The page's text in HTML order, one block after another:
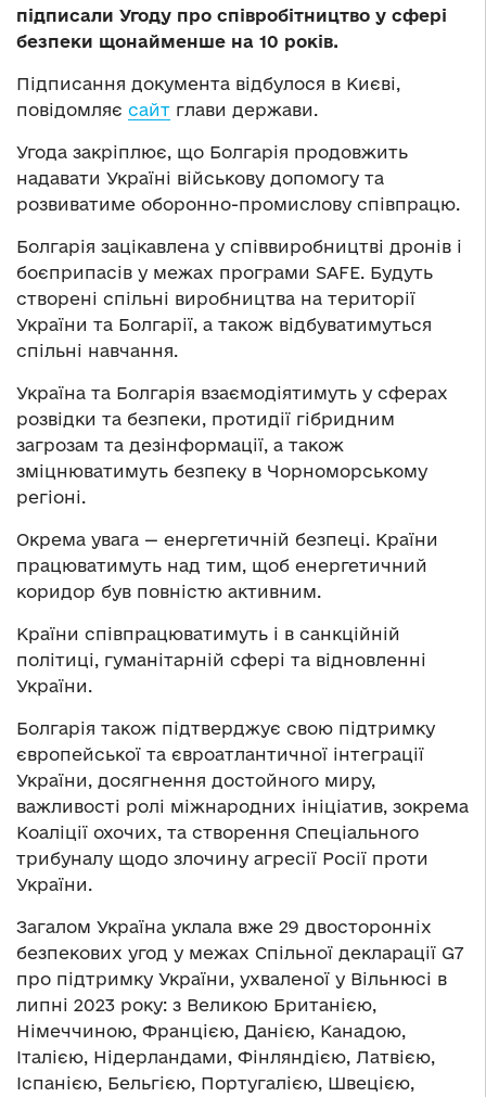
підписали Угоду про співробітництво у сфері
безпеки щонайменше на 10 років.
Підписання документа відбулося в Києві,
повідомляє сайт глави держави.
Угода закріплює, що Болгарія продовжить
надавати Україні військову допомогу та
розвиватиме оборонно-промислову співпрацю.
Болгарія зацікавлена у співвиробництві дронів і
боєприпасів у межах програми SAFE. Будуть
створені спільні виробництва на території
України та Болгарії, а також відбуватимуться
спільні навчання.
​Україна та Болгарія взаємодіятимуть у сферах
розвідки та безпеки, протидії гібридним
загрозам та дезінформації, а також
зміцнюватимуть безпеку в Чорноморському
регіоні.
Окрема увага — енергетичній безпеці. Країни
працюватимуть над тим, щоб енергетичний
коридор був повністю активним.
Країни співпрацюватимуть і в санкційній
політиці, гуманітарній сфері та відновленні
України.
Болгарія також підтверджує свою підтримку
європейської та євроатлантичної інтеграції
України, досягнення достойного миру,
важливості ролі міжнародних ініціатив, зокрема
Коаліції охочих, та створення Спеціального
трибуналу щодо злочину агресії Росії проти
України.
Загалом Україна уклала вже 29 двосторонніх
безпекових угод у межах Спільної декларації G7
про підтримку України, ухваленої у Вільнюсі в
липні 2023 року: з Великою Британією,
Німеччиною, Францією, Данією, Канадою,
Італією, Нідерландами, Фінляндією, Латвією,
Іспанією, Бельгією, Португалією, Швецією,